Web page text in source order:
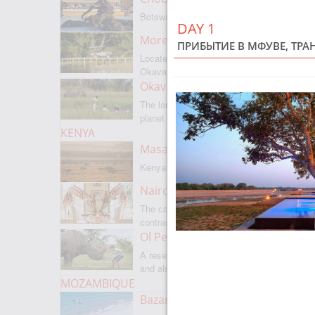
Botswanas most famous park
Moremi Game Reserve
Located on the border with
Okavango
Okavango Delta
The largest internal delta on the
planet
KENYA
Masai Mara
Kenyas most famous park
Nairobi
The capital of Kenya is a city of
contrasts
Ol Pejeta
A reserve where there is everything,
and also rare rhinoceroses
MOZAMBIQUE
Bazaruto Archipelago
DAY 1
ПРИБЫТИЕ В МФУВЕ,